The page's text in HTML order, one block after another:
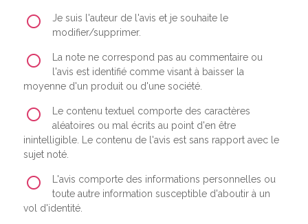
Je suis l'auteur de l'avis et je souhaite le
modifier/supprimer.
La note ne correspond pas au commentaire ou
l'avis est identifié comme visant à baisser la
moyenne d'un produit ou d'une société.
Le contenu textuel comporte des caractères
aléatoires ou mal écrits au point d'en être
inintelligible. Le contenu de l'avis est sans rapport avec le
sujet noté.
L'avis comporte des informations personnelles ou
toute autre information susceptible d'aboutir à un
vol d'identité.